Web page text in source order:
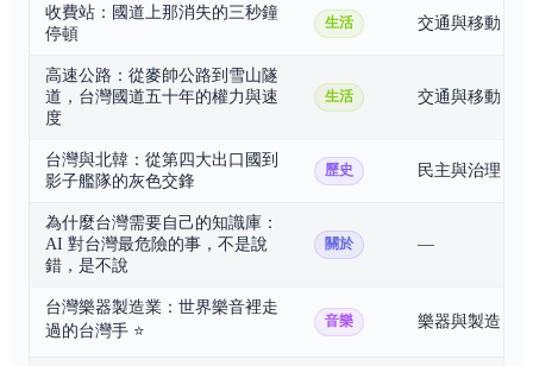
收費站：國道上那消失的三秒鐘
停頓
生活 交通與移動
高速公路：從麥帥公路到雪山隧
道，台灣國道五十年的權力與速
度
生活 交通與移動
台灣與北韓：從第四大出口國到
影子艦隊的灰色交鋒
歷史 民主與治理
為什麼台灣需要自己的知識庫：
AI 對台灣最危險的事，不是說
錯，是不說
關於 —
台灣樂器製造業：世界樂音裡走
過的台灣手⭐
音樂 樂器與製造